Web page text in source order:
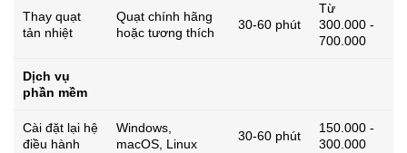
Thay quạt
tản nhiệt
Quạt chính hãng
hoặc tương thích
30-60 phút
Từ
300.000 -
700.000
Dịch vụ
phần mềm
Cài đặt lại hệ
điều hành
Windows,
macOS, Linux
30-60 phút
150.000 -
300.000